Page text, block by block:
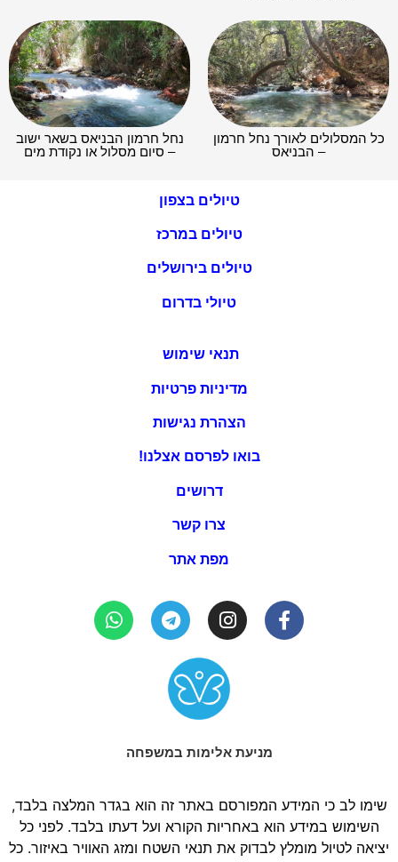
כל המסלולים לאורך נחל חרמון
– הבניאס
נחל חרמון הבניאס בשאר ישוב
– סיום מסלול או נקודת מים
טיולים בצפון
טיולים במרכז
טיולים בירושלים
טיולי בדרום
תנאי שימוש
מדיניות פרטיות
הצהרת נגישות
בואו לפרסם אצלנו!
דרושים
צרו קשר
מפת אתר
מניעת אלימות במשפחה
שימו לב כי המידע המפורסם באתר זה הוא בגדר המלצה בלבד,
השימוש במידע הוא באחריות הקורא ועל דעתו בלבד. לפני כל
יציאה לטיול מומלץ לבדוק את תנאי השטח ומזג האוויר באיזור. כל